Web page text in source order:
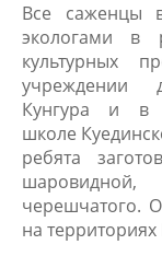
Все саженцы
экологами в
культурных
учреждении
Кунгура и в
школе
ребята
черешчатого.
на